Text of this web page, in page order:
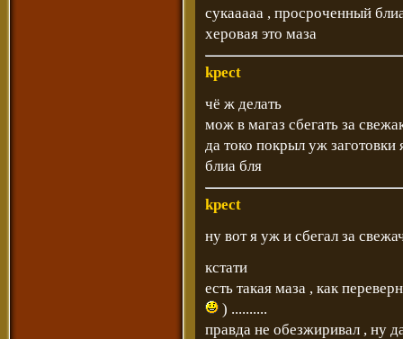
сукааааа , просроченный
херовая это маза
kpect
чё ж делать
мож в магаз сбегать за
да токо покрыл уж заготовки
блиа бля
kpect
ну вот я уж и сбегал за
кстати
есть такая маза , как
) ..........
правда не обезжиривал , ну